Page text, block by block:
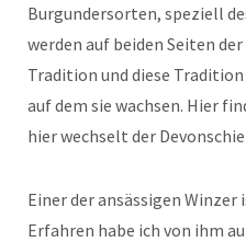
Burgundersorten, speziell
werden auf beiden Seiten
Tradition und diese
auf dem sie wachsen. Hier
hier wechselt der
Einer der ansässigen Winzer
Erfahren habe ich von ihm